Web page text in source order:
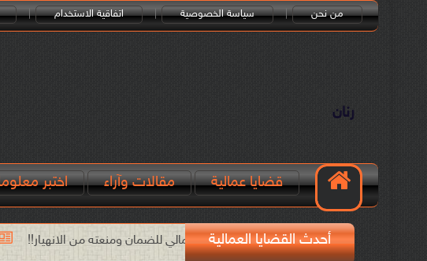
من نحن سياسة الخصوصية اتفاقية الاستخدام
رنان
قضايا عمالية مقالات وآراء اختبر
أحدث القضايا العمالية
البطالة هي التي قوّت المركز المالي للضمان ومنعته من الانهيار!! الأول من مايو